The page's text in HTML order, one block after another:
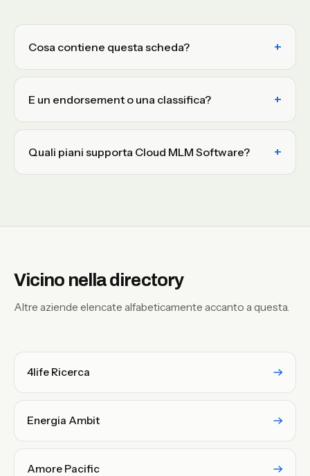
Cosa contiene questa scheda?
E un endorsement o una classifica?
Quali piani supporta Cloud MLM Software?
Vicino nella directory
Altre aziende elencate alfabeticamente accanto a questa.
4life Ricerca
Energia Ambit
Amore Pacific